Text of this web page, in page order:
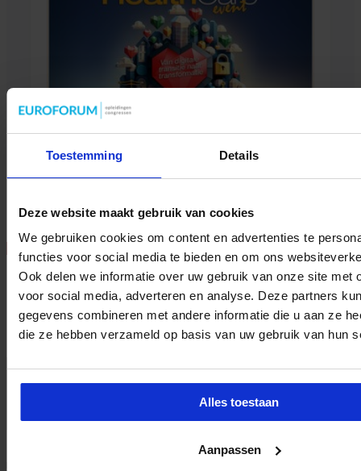
Toestemming Details
Deze website maakt gebruik van cookies
We gebruiken cookies om content en advertenties te
functies voor social media te bieden en om ons
Ook delen we informatie over uw gebruik van onze site met
voor social media, adverteren en analyse. Deze partners
gegevens combineren met andere informatie die u aan ze
die ze hebben verzameld op basis van uw gebruik van hun
Alles toestaan
Aanpassen
Mobile Healthcare Event 2026
ZORG
tweet
Over sbo
zo’n 200 opleidingen en congressen over o.a. onderwijs, veiligheid,